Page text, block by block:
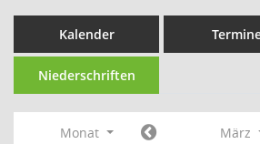
Kalender
Niederschriften
Monat
März